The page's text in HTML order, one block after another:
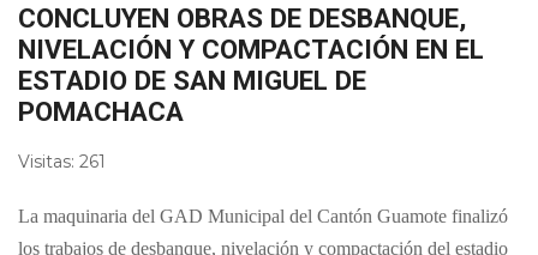
CONCLUYEN OBRAS DE DESBANQUE,
NIVELACIÓN Y COMPACTACIÓN EN EL
ESTADIO DE SAN MIGUEL DE
POMACHACA
Visitas: 261
La maquinaria del GAD Municipal del Cantón Guamote finalizó
los trabajos de desbanque, nivelación y compactación del estadio